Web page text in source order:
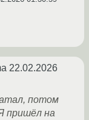
22.02.2026
потом
пришёл на